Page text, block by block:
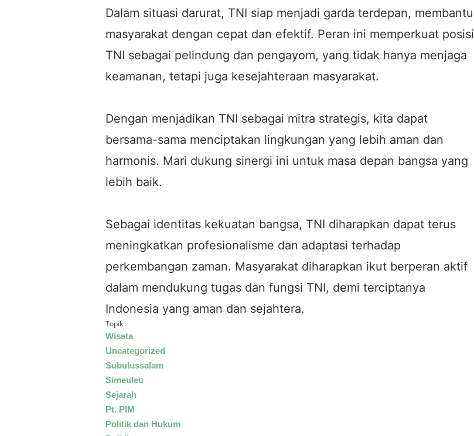
Dalam situasi darurat, TNI siap menjadi garda terdepan, membantu
masyarakat dengan cepat dan efektif. Peran ini memperkuat posisi
TNI sebagai pelindung dan pengayom, yang tidak hanya menjaga
keamanan, tetapi juga kesejahteraan masyarakat.
Dengan menjadikan TNI sebagai mitra strategis, kita dapat
bersama-sama menciptakan lingkungan yang lebih aman dan
harmonis. Mari dukung sinergi ini untuk masa depan bangsa yang
lebih baik.
Sebagai identitas kekuatan bangsa, TNI diharapkan dapat terus
meningkatkan profesionalisme dan adaptasi terhadap
perkembangan zaman. Masyarakat diharapkan ikut berperan aktif
dalam mendukung tugas dan fungsi TNI, demi terciptanya
Indonesia yang aman dan sejahtera.
Topik
Wisata
Uncategorized
Subulussalam
Simeuleu
Sejarah
Pt. PIM
Politik dan Hukum